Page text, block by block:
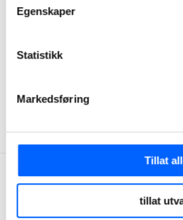
Egenskaper
Statistikk
Markedsføring
Tillat
tillat
Manager, Media Relations
Send epost